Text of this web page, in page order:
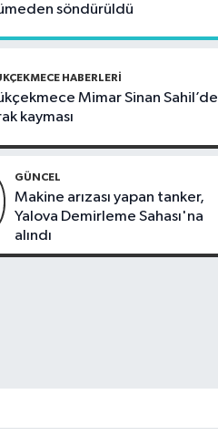
söndürüldü
HABERLERI
Mimar Sinan Sahil’de
kayması
GÜNCEL
Makine arızası yapan tanker,
Yalova Demirleme Sahası'na
alındı